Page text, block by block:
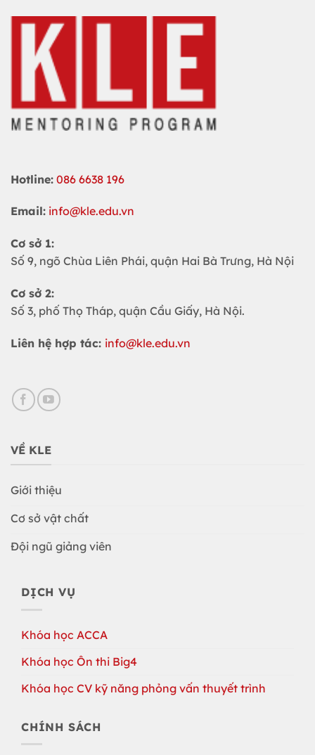
Hotline: 086 6638 196
Email: info@kle.edu.vn
Cơ sở 1:
Số 9, ngõ Chùa Liên Phái, quận Hai Bà Trưng, Hà Nội
Cơ sở 2:
Số 3, phố Thọ Tháp, quận Cầu Giấy, Hà Nội.
Liên hệ hợp tác: info@kle.edu.vn
VỀ KLE
Giới thiệu
Cơ sở vật chất
Đội ngũ giảng viên
DỊCH VỤ
Khóa học ACCA
Khóa học Ôn thi Big4
Khóa học CV kỹ năng phỏng vấn thuyết trình
CHÍNH SÁCH